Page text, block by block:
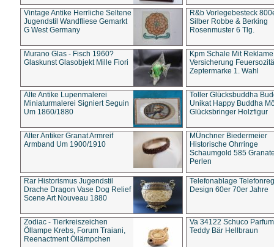
Vintage Antike Herrliche Seltene
Jugendstil Wandfliese Gemarkt
G West Germany
R&b Vorlegebesteck
Silber Robbe & Berking
Rosenmuster 6 Tlg.
Murano Glas - Fisch 1960?
Glaskunst Glasobjekt Mille Fiori
Kpm Schale Mit Reklame
Versicherung
Zeptermarke 1. Wahl
Alte Antike Lupenmalerei
Miniaturmalerei Signiert Seguin
Um 1860/1880
Toller Glücksbuddha
Unikat Happy Buddha
Glücksbringer Holzfigur
Alter Antiker Granat Armreif
Armband Um 1900/1910
MÜnchner Biedermeier
Historische Ohrringe
Schaumgold 585
Perlen
Rar Historismus Jugendstil
Drache Dragon Vase Dog Relief
Scene Art Nouveau 1880
Telefonablage
Design 60er 70er Jahre
Zodiac - Tierkreiszeichen
Öllampe Krebs, Forum Traiani,
Reenactment Öllämpchen
Va 34122 Schuco
Teddy Bär Hellbraun